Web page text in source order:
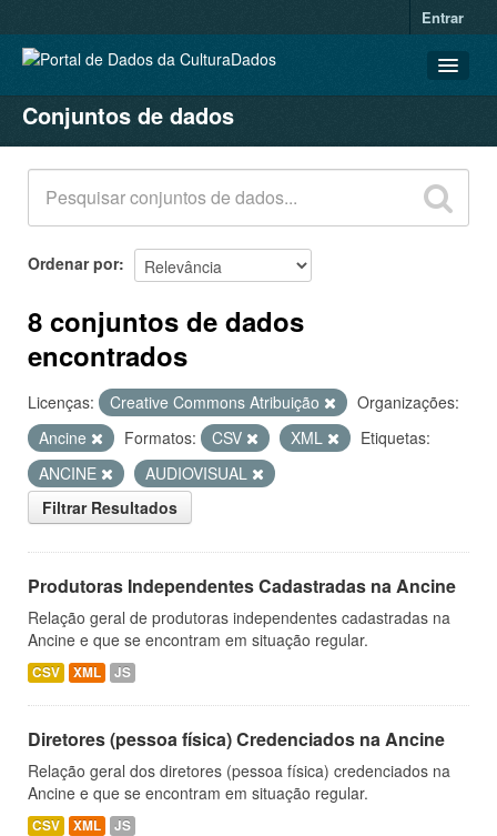
Entrar
CONJUNTOS DE DADOS
ORGANIZAÇÕES
GRUPOS
SOBRE
Conjuntos de dados
Ordenar por
8 conjuntos de dados
encontrados
Licenças: Creative Commons Atribuição
Organizações:
Ancine
Formatos: CSV XML
Etiquetas:
ANCINE
AUDIOVISUAL
Filtrar Resultados
Produtoras Independentes Cadastradas na Ancine
Relação geral de produtoras independentes cadastradas na
Ancine e que se encontram em situação regular.
CSV XML JS
Diretores (pessoa física) Credenciados na Ancine
Relação geral dos diretores (pessoa física) credenciados na
Ancine e que se encontram em situação regular.
CSV XML JS